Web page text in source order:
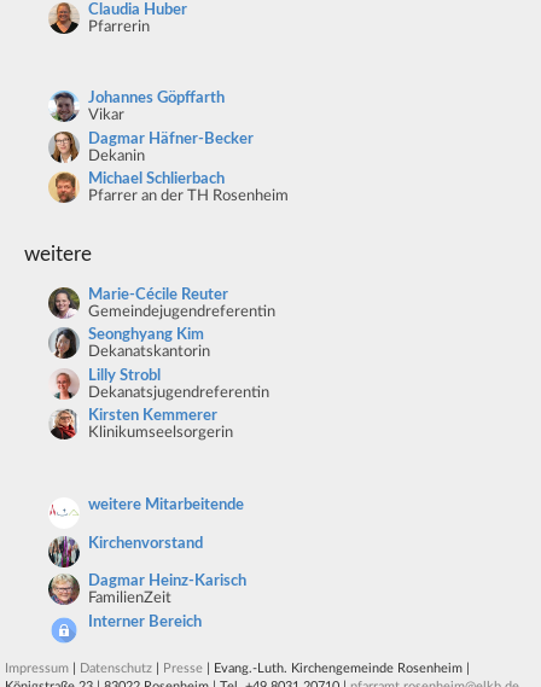
Claudia Huber
Pfarrerin
Johannes Göpffarth
Vikar
Dagmar Häfner-Becker
Dekanin
Michael Schlierbach
Pfarrer an der TH Rosenheim
weitere
Marie-Cécile Reuter
Gemeindejugendreferentin
Seonghyang Kim
Dekanatskantorin
Lilly Strobl
Dekanatsjugendreferentin
Kirsten Kemmerer
Klinikumseelsorgerin
weitere Mitarbeitende
Kirchenvorstand
Dagmar Heinz-Karisch
FamilienZeit
Interner Bereich
Impressum Datenschutz Presse | Evang.-Luth. Kirchengemeinde Rosenheim |